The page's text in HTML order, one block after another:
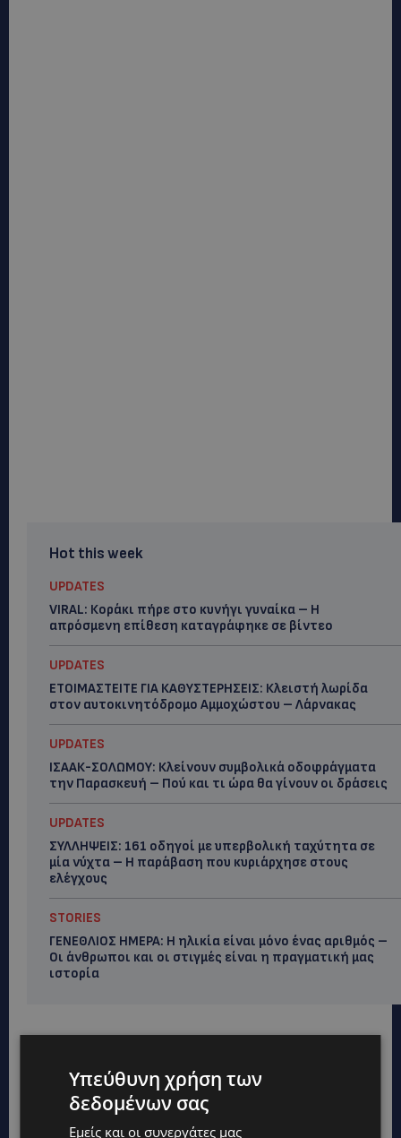
Hot this week
UPDATES
VIRAL: Κοράκι πήρε στο κυνήγι γυναίκα – Η
απρόσμενη επίθεση καταγράφηκε σε βίντεο
UPDATES
ΕΤΟΙΜΑΣΤΕΙΤΕ ΓΙΑ ΚΑΘΥΣΤΕΡΗΣΕΙΣ: Κλειστή λωρίδα
στον αυτοκινητόδρομο Αμμοχώστου – Λάρνακας
UPDATES
ΙΣΑΑΚ-ΣΟΛΩΜΟΥ: Κλείνουν συμβολικά οδοφράγματα
την Παρασκευή – Πού και τι ώρα θα γίνουν οι δράσεις
UPDATES
ΣΥΛΛΗΨΕΙΣ: 161 οδηγοί με υπερβολική ταχύτητα σε
μία νύχτα – Η παράβαση που κυριάρχησε στους
ελέγχους
STORIES
ΓΕΝΕΘΛΙΟΣ ΗΜΕΡΑ: Η ηλικία είναι μόνο ένας αριθμός –
Οι άνθρωποι και οι στιγμές είναι η πραγματική μας
ιστορία
Υπεύθυνη χρήση των
δεδομένων σας
Εμείς και οι συνεργάτες μας